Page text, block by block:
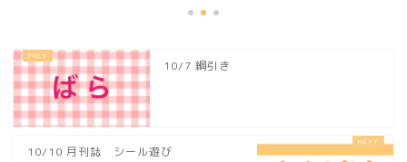
10/7 綱引き
10/10 月刊誌 シール遊び